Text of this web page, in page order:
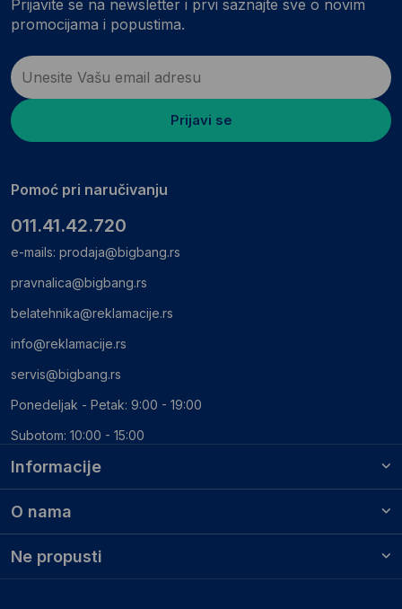
Informacije
O nama
Ne propusti
Prijavite se na newsletter i prvi saznajte sve o novim
promocijama i popustima.
Prijavi se
Pomoć pri naručivanju
011.41.42.720
e-mails: prodaja@bigbang.rs
pravnalica@bigbang.rs
belatehnika@reklamacije.rs
info@reklamacije.rs
servis@bigbang.rs
Ponedeljak - Petak: 9:00 - 19:00
Subotom: 10:00 - 15:00